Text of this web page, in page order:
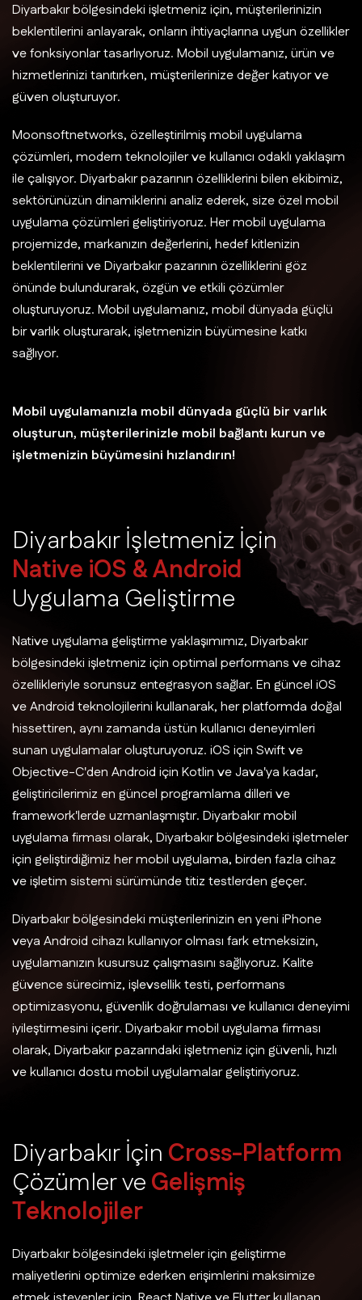
Diyarbakır bölgesindeki işletmeniz için, müşterilerinizin
beklentilerini anlayarak, onların ihtiyaçlarına uygun özellikler
ve fonksiyonlar tasarlıyoruz. Mobil uygulamanız, ürün ve
hizmetlerinizi tanıtırken, müşterilerinize değer katıyor ve
güven oluşturuyor.
Moonsoftnetworks, özelleştirilmiş mobil uygulama
çözümleri, modern teknolojiler ve kullanıcı odaklı yaklaşım
ile çalışıyor. Diyarbakır pazarının özelliklerini bilen ekibimiz,
sektörünüzün dinamiklerini analiz ederek, size özel mobil
uygulama çözümleri geliştiriyoruz. Her mobil uygulama
projemizde, markanızın değerlerini, hedef kitlenizin
beklentilerini ve Diyarbakır pazarının özelliklerini göz
önünde bulundurarak, özgün ve etkili çözümler
oluşturuyoruz. Mobil uygulamanız, mobil dünyada güçlü
bir varlık oluşturarak, işletmenizin büyümesine katkı
sağlıyor.
Mobil uygulamanızla mobil dünyada güçlü bir varlık
oluşturun, müşterilerinizle mobil bağlantı kurun ve
işletmenizin büyümesini hızlandırın!
Diyarbakırİşletmeniz İçin
Native iOS &Android
Uygulama Geliştirme
Native uygulama geliştirme yaklaşımımız, Diyarbakır
bölgesindeki işletmeniz için optimal performans ve cihaz
özellikleriyle sorunsuz entegrasyon sağlar. En güncel iOS
ve Android teknolojilerini kullanarak, her platformda doğal
hissettiren, aynı zamanda üstün kullanıcı deneyimleri
sunan uygulamalar oluşturuyoruz. iOS için Swift ve
Objective-C'den Android için Kotlin ve Java'ya kadar,
geliştiricilerimiz en güncel programlama dilleri ve
framework'lerde uzmanlaşmıştır. Diyarbakır mobil
uygulama firması olarak, Diyarbakır bölgesindeki işletmeler
için geliştirdiğimiz her mobil uygulama, birden fazla cihaz
ve işletim sistemi sürümünde titiz testlerden geçer.
Diyarbakır bölgesindeki müşterilerinizin en yeni iPhone
veya Android cihazı kullanıyor olması fark etmeksizin,
uygulamanızın kusursuz çalışmasını sağlıyoruz. Kalite
güvence sürecimiz, işlevsellik testi, performans
optimizasyonu, güvenlik doğrulaması ve kullanıcı deneyimi
iyileştirmesini içerir. Diyarbakır mobil uygulama firması
olarak, Diyarbakır pazarındaki işletmeniz için güvenli, hızlı
ve kullanıcı dostu mobil uygulamalar geliştiriyoruz.
Diyarbakırİçin Cross-Platform
ÇözümlerveGelişmiş
Teknolojiler
Diyarbakır bölgesindeki işletmeler için geliştirme
maliyetlerini optimize ederken erişimlerini maksimize